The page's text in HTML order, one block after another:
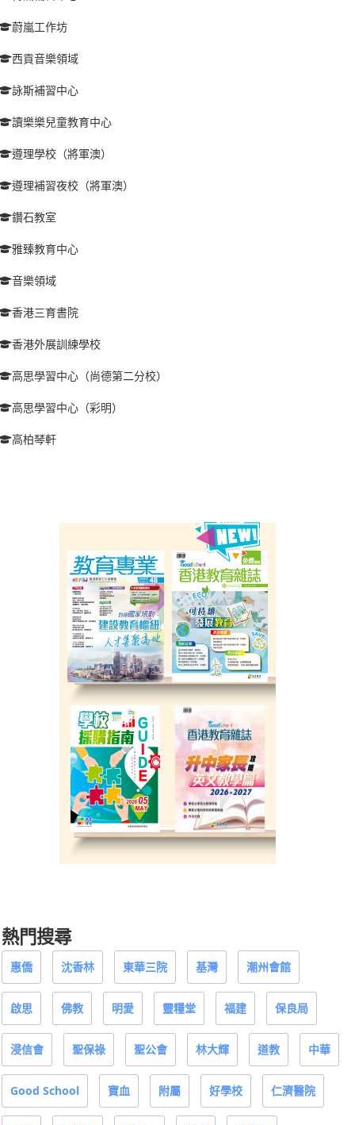
蔚嵐工作坊
西貢音樂領域
詠斯補習中心
讀樂樂兒童教育中心
遵理學校（將軍澳）
遵理補習夜校（將軍澳）
鑽石教室
雅臻教育中心
音樂領域
香港三育書院
香港外展訓練學校
高思學習中心（尚德第二分校）
高思學習中心（彩明）
高柏琴軒
熱門搜尋
惠僑 沈香林 東華三院 基灣 潮州會館
啟思 佛教 明愛 靈糧堂 福建 保良局
浸信會 聖保祿 聖公會 林大輝 道教 中華
Good School 寶血 附屬 好學校 仁濟醫院